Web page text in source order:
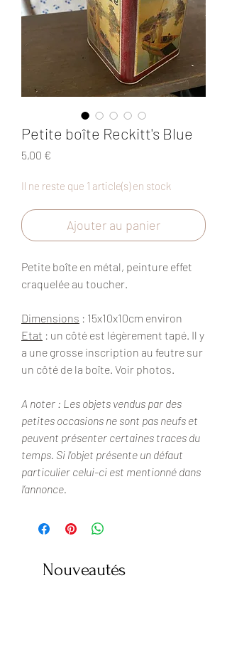
Petite boîte Reckitt's Blue
5,00 €
Il ne reste que 1 article(s) en stock
Ajouter au panier
Petite boîte en métal, peinture effet
craquelée au toucher.
Dimensions : 15x10x10cm environ
Etat : un côté est légèrement tapé. Il y
a une grosse inscription au feutre sur
un côté de la boîte. Voir photos.
A noter : Les objets vendus par des
petites occasions ne sont pas neufs et
peuvent présenter certaines traces du
temps. Si l'objet présente un défaut
particulier celui-ci est mentionné dans
l’annonce.
Nouveautés